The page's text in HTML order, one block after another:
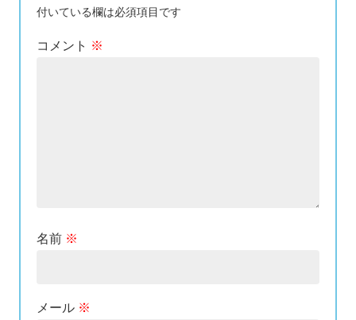
付いている欄は必須項目です
コメント ※
名前 ※
メール ※